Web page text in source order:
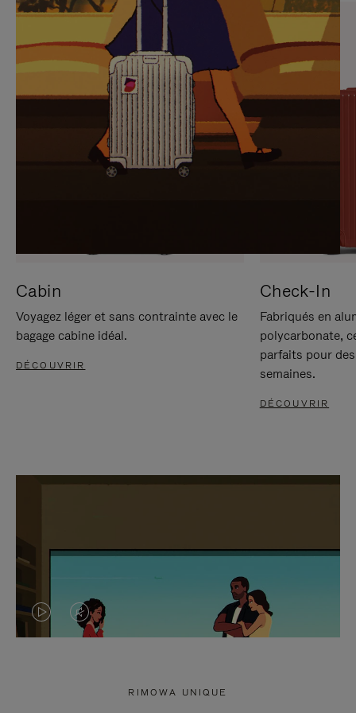
SUR
POUR
METTRE
PAUSE
VEUILLEZ
CLIQUER
POUR
RÉACTIVER
LE
SON
Cabin
Voyagez léger et sans contrainte avec le
bagage cabine idéal.
DÉCOUVRIR
Check-In
Fabriqués en
polycarbonate,
parfaits pour
semaines.
DÉCOUVRIR
LA LE
RIMOWA UNIQUE